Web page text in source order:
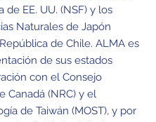
EE. UU. (NSF) y los
Naturales de Japón
de Chile. ALMA es
de sus estados
con el Consejo
Canadá (NRC) y el
de Taiwán (MOST), y por